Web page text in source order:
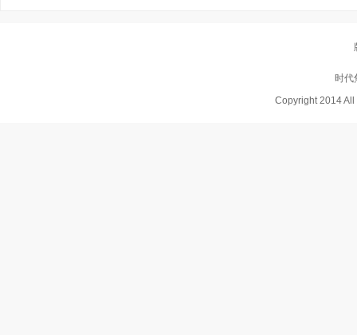
时
Copyright 2014